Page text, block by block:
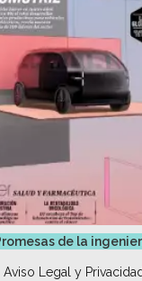
de la
Aviso Legal y